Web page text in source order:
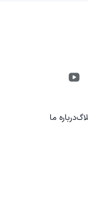
درباره ما